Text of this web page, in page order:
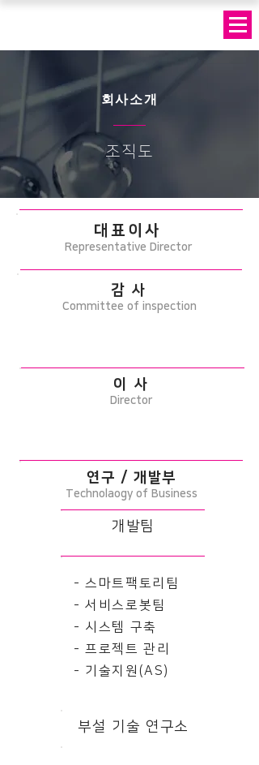
회사소개
조직도
​대표이사
​Representative Director
감 사
Committee of inspection
이 사
Director
연구 / 개발부
Technolaogy of Business
개발팀
- 스마트팩토리팀
- 서비스로봇팀
- 시스템 구축
- 프로젝트 관리
- 기술지원(AS)
부설 기술 연구소